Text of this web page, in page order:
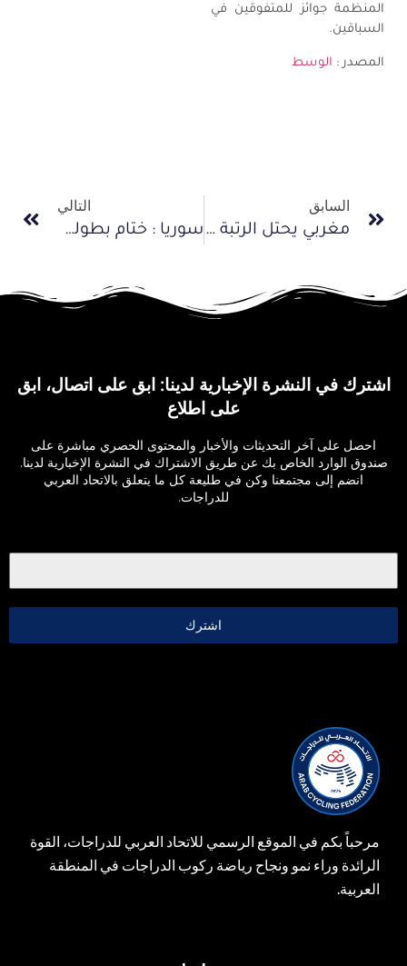
المنظمة جوائز للمتفوقين في
السباقين.
المصدر : الوسط
السابق
مغربي يحتل الرتبة الأولى في سباق الدراجات الجبلية “تيتان ديزرت” لأقل من 23 سنة بالمغرب
التالي
سوريا : ختام بطولة الجمهورية بالدراجات الأنثوية في اللاذقية
اشترك في النشرة الإخبارية لدينا: ابق على اتصال، ابق
على اطلاع
احصل على آخر التحديثات والأخبار والمحتوى الحصري مباشرة على
صندوق الوارد الخاص بك عن طريق الاشتراك في النشرة الإخبارية لدينا.
انضم إلى مجتمعنا وكن في طليعة كل ما يتعلق بالاتحاد العربي
للدراجات.
اشترك
مرحباً بكم في الموقع الرسمي للاتحاد العربي للدراجات، القوة
الرائدة وراء نمو ونجاح رياضة ركوب الدراجات في المنطقة
العربية.